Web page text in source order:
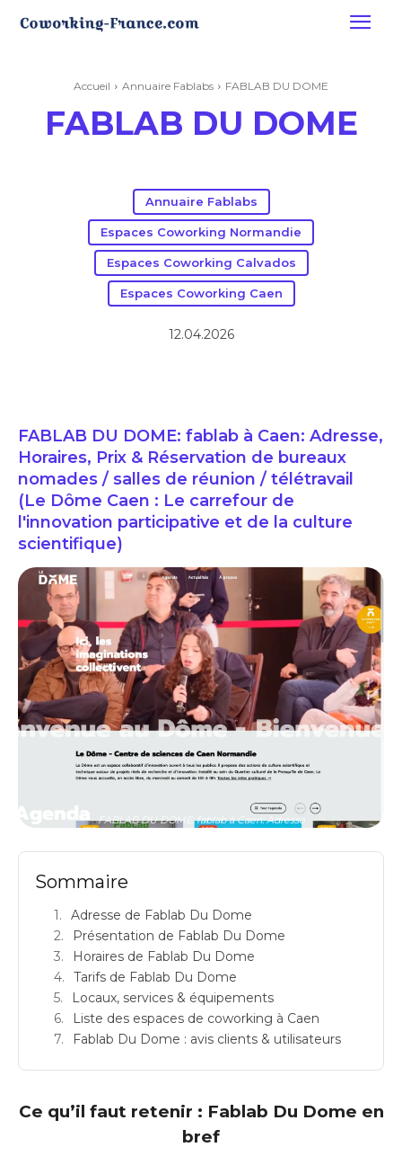
Accueil Annuaire Fablabs FABLAB DU DOME
FABLAB DU DOME
Annuaire Fablabs
Espaces Coworking Normandie
Espaces Coworking Calvados
Espaces Coworking Caen
12.04.2026
FABLAB DU DOME: fablab à Caen: Adresse,
Horaires, Prix & Réservation de bureaux
nomades / salles de réunion / télétravail
(Le Dôme Caen : Le carrefour de
l'innovation participative et de la culture
scientifique)
FABLAB DU DOME: fablab à Caen: Adresse
Sommaire
Adresse de Fablab Du Dome
Présentation de Fablab Du Dome
Horaires de Fablab Du Dome
Tarifs de Fablab Du Dome
Locaux, services & équipements
Liste des espaces de coworking à Caen
Fablab Du Dome : avis clients & utilisateurs
Ce qu’il faut retenir : Fablab Du Dome en
bref